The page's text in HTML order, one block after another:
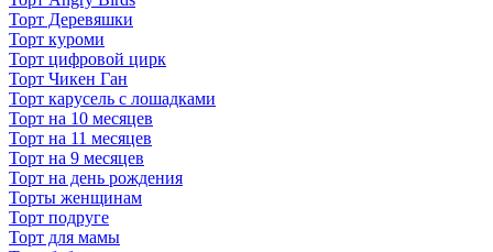
Торт Деревяшки
Торт куроми
Торт цифровой цирк
Торт Чикен Ган
Торт карусель с лошадками
Торт на 10 месяцев
Торт на 11 месяцев
Торт на 9 месяцев
Торт на день рождения
Торты женщинам
Торт подруге
Торт для мамы